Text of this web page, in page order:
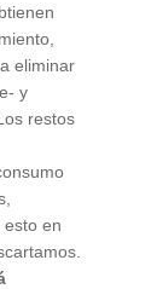
eliminar
y
restos
en